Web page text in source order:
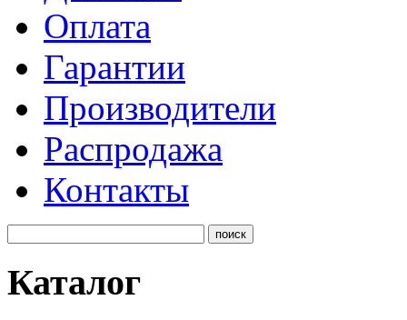
Оплата
Гарантии
Производители
Распродажа
Контакты
Каталог